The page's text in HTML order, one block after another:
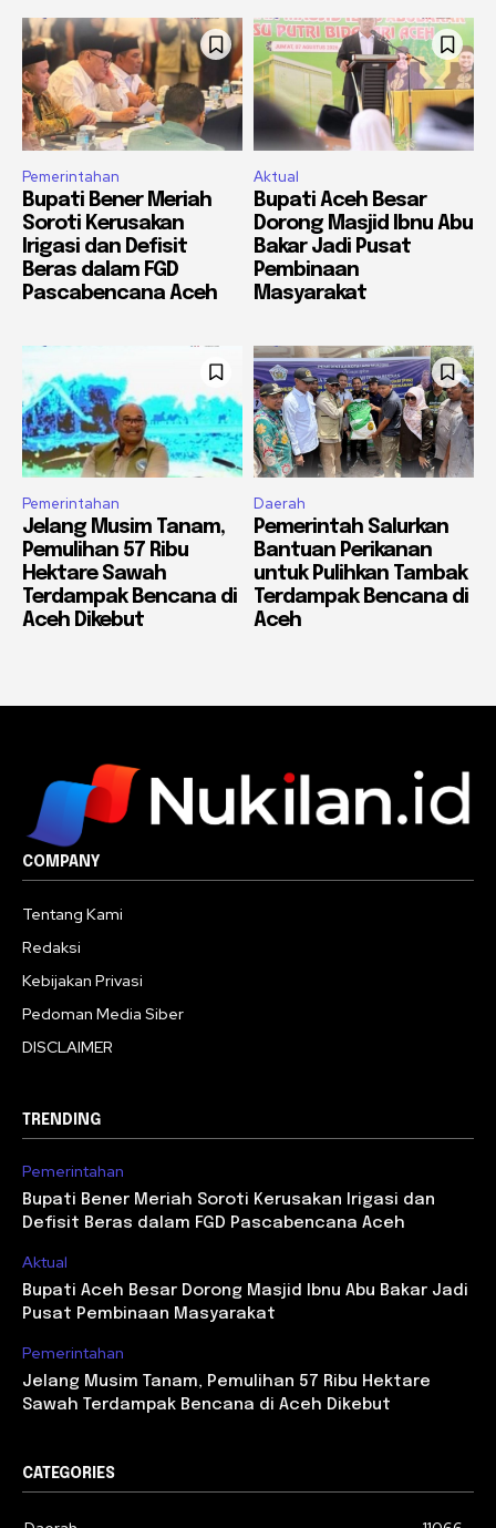
Pemerintahan
Bupati Bener Meriah
Soroti Kerusakan
Irigasi dan Defisit
Beras dalam FGD
Pascabencana Aceh
Aktual
Bupati Aceh Besar
Dorong Masjid Ibnu Abu
Bakar Jadi Pusat
Pembinaan
Masyarakat
Pemerintahan
Jelang Musim Tanam,
Pemulihan 57 Ribu
Hektare Sawah
Terdampak Bencana di
Aceh Dikebut
Daerah
Pemerintah Salurkan
Bantuan Perikanan
untuk Pulihkan Tambak
Terdampak Bencana di
Aceh
COMPANY
Tentang Kami
Redaksi
Kebijakan Privasi
Pedoman Media Siber
DISCLAIMER
TRENDING
Pemerintahan
Bupati Bener Meriah Soroti Kerusakan Irigasi dan
Defisit Beras dalam FGD Pascabencana Aceh
Aktual
Bupati Aceh Besar Dorong Masjid Ibnu Abu Bakar Jadi
Pusat Pembinaan Masyarakat
Pemerintahan
Jelang Musim Tanam, Pemulihan 57 Ribu Hektare
Sawah Terdampak Bencana di Aceh Dikebut
CATEGORIES